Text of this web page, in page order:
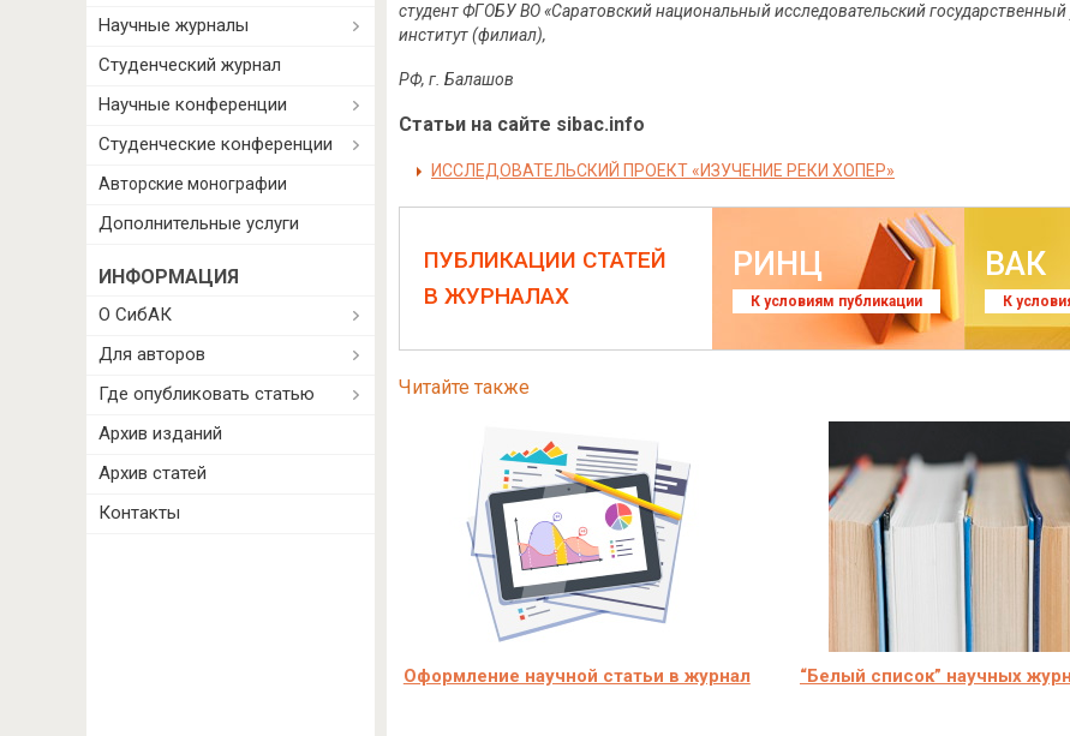
студент ФГОБУ ВО «Саратовский национальный исследовательский
институт (филиал),
РФ, г. Балашов
Статьи на сайте sibac.info
ИССЛЕДОВАТЕЛЬСКИЙ ПРОЕКТ «ИЗУЧЕНИЕ РЕКИ ХОПЕР»
ПУБЛИКАЦИИ СТАТЕЙ
В ЖУРНАЛАХ
РИНЦ
К условиям публикации
ВАК
К
Читайте также
Оформление научной статьи в журнал “Белый список” научных
Научные журналы
Студенческий журнал
Научные конференции
Студенческие конференции
Авторские монографии
Дополнительные услуги
ИНФОРМАЦИЯ
О СибАК
Для авторов
Где опубликовать статью
Архив изданий
Архив статей
Контакты